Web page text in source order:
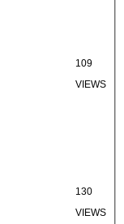
109
VIEWS
130
VIEWS